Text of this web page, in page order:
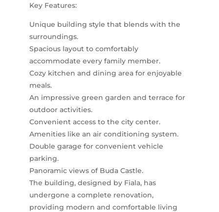
Key Features:
Unique building style that blends with the
surroundings.
Spacious layout to comfortably
accommodate every family member.
Cozy kitchen and dining area for enjoyable
meals.
An impressive green garden and terrace for
outdoor activities.
Convenient access to the city center.
Amenities like an air conditioning system.
Double garage for convenient vehicle
parking.
Panoramic views of Buda Castle.
The building, designed by Fiala, has
undergone a complete renovation,
providing modern and comfortable living